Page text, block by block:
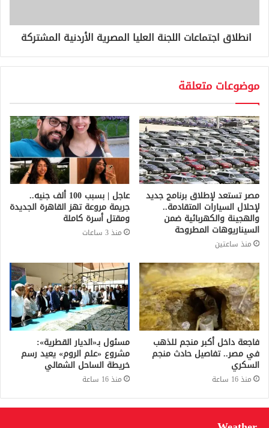
انطلاق اجتماعات اللجنة العليا المصرية الأردنية المشتركة
موضوعات متعلقة
مصر تستعد لإطلاق برنامج جديد
لإحلال السيارات المتقادمة..
والهجينة والكهربائية ضمن
السيناريوهات المطروحة
منذ ساعتين
عاجل | بسبب 100 ألف جنيه..
جريمة مروعة تهز القاهرة الجديدة
ومقتل أسرة كاملة
منذ 3 ساعات
فاجعة داخل أكبر منجم للذهب
في مصر.. تفاصيل حادث منجم
السكري
منذ 16 ساعة
مسئول بـ«الديار القطرية»:
مشروع «علم الروم» يعيد رسم
خريطة الساحل الشمالي
منذ 16 ساعة